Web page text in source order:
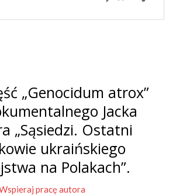
„Genocidum atrox”
Jacka
„Sąsiedzi. Ostatni
ukraińskiego
na Polakach”.
pracę autora